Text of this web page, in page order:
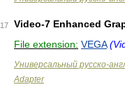
17
Video-7 Enhanced
File extension: VEGA
Универсальный русско-
Adapter